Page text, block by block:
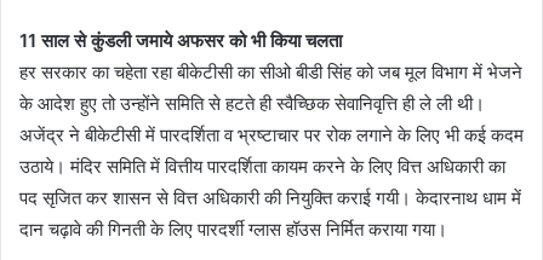
11 साल से कुंडली जमाये अफसर को भी किया चलता
हर सरकार का चहेता रहा बीकेटीसी का सीओ बीडी सिंह को जब मूल विभाग में भेजने
के आदेश हुए तो उन्होंने समिति से हटते ही स्वैच्छिक सेवानिवृत्ति ही ले ली थी।
अजेंद्र ने बीकेटीसी में पारदर्शिता व भ्रष्टाचार पर रोक लगाने के लिए भी कई कदम
उठाये। मंदिर समिति में वित्तीय पारदर्शिता कायम करने के लिए वित्त अधिकारी का
पद सृजित कर शासन से वित्त अधिकारी की नियुक्ति कराई गयी। केदारनाथ धाम में
दान चढ़ावे की गिनती के लिए पारदर्शी ग्लास हॉउस निर्मित कराया गया।